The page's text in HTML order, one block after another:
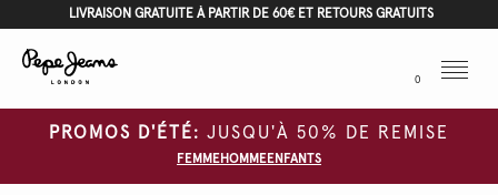
LIVRAISON GRATUITE À PARTIR DE 60€ ET RETOURS GRATUITS
0
Menu
PROMOS D'ÉTÉ: JUSQU'À 50% DE REMISE
FEMMEHOMMEENFANTS